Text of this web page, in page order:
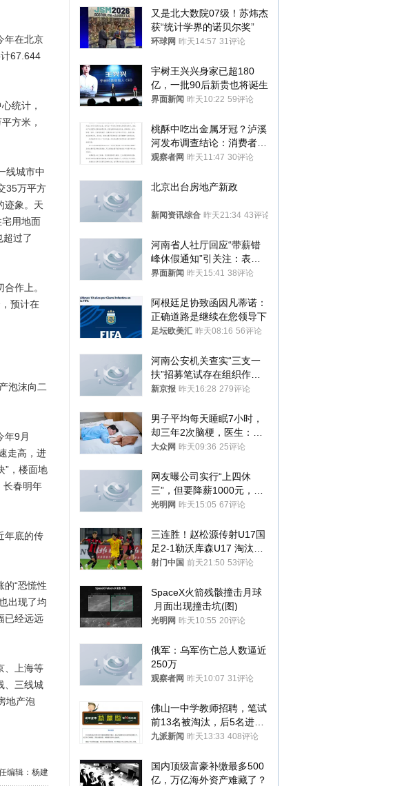
年在北京
67.644
统计，
方米，
线城市中
35万平方
迹象。天
用地面
过了
作上。
预计在
泡沫向二
9月
走高，进
”，楼面地
长春明年
年底的传
“恐慌性
出现了均
已经远远
、上海等
、三线城
地产泡
编辑：杨建
又是北大数院07级！苏炜杰
获“统计学界的诺贝尔奖”
环球网 昨天14:57 31评论
宇树王兴兴身家已超180
亿，一批90后新贵也将诞生
界面新闻 昨天10:22 59评论
桃酥中吃出金属牙冠？泸溪
河发布调查结论：消费者已
澄清，所发视频情况不属实
观察者网 昨天11:47 30评论
北京出台房地产新政
新闻资讯综合 昨天21:34 43评论
河南省人社厅回应“带薪错
峰休假通知”引关注：表述
不够准确，待修改后印发
界面新闻 昨天15:41 38评论
阿根廷足协致函因凡蒂诺：
正确道路是继续在您领导下
足坛欧美汇 昨天08:16 56评论
河南公安机关查实“三支一
扶”招募笔试存在组织作弊
犯罪行为
新京报 昨天16:28 279评论
男子平均每天睡眠7小时，
却三年2次脑梗，医生：这
样睡觉更伤身
大众网 昨天09:36 25评论
网友曝公司实行“上四休
三”，但要降薪1000元，不
接受只能辞职
光明网 昨天15:05 67评论
三连胜！赵松源传射U17国
足2-1勒沃库森U17 淘汰赛
将战河床
射门中国 前天21:50 53评论
SpaceX火箭残骸撞击月球
月面出现撞击坑(图)
光明网 昨天10:55 20评论
俄军：乌军伤亡总人数逼近
250万
观察者网 昨天10:07 31评论
佛山一中学教师招聘，笔试
前13名被淘汰，后5名进体
检，被疑萝卜岗，官方通
九派新闻 昨天13:33 408评论
国内顶级富豪补缴最多500
亿，万亿海外资产难藏了？